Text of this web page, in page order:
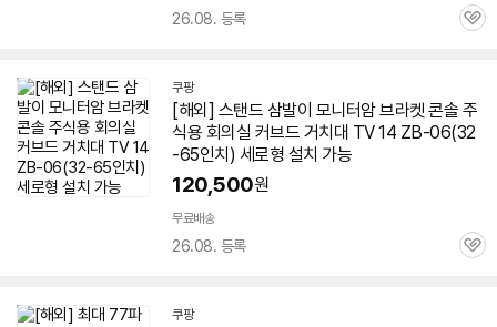
26.08. 등록
관
쿠팡
[해외] 스탠드 삼발이 모니터암 브라켓 콘솔 주
식용 회의실 커브드 거치대 TV14 ZB-06(32
-65인치) 세로형 설치 가능
120,500원
무료배송
26.08. 등록
관
쿠팡